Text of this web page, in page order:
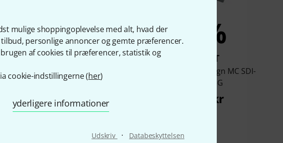
mulige shoppingoplevelse med alt, hvad der
personlige annoncer og gemte præferencer.
af cookies til præferencer, statistik og
cookie-indstillingerne (her)
yderligere informationer
Udskriv · Databeskyttelsen
6%
KØBT
Blackmagic Design MC
BiDirect. SDI/HDMI 3G
518 kr
5%
KØBT
Blackmagic Design MC SDI-
HDMI 3G
499 kr